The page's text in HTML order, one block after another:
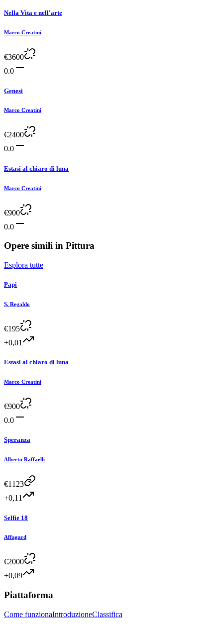
Nella Vita e nell'arte
Marco Creatini
€3600
0.0
Genesi
Marco Creatini
€2400
0.0
Estasi al chiaro di luna
Marco Creatini
€900
0.0
Opere simili in Pittura
Esplora tutte
Papi
S. Regaldo
€195
+0,01
Estasi al chiaro di luna
Marco Creatini
€900
0.0
Speranza
Alberto Raffaelli
€1123
+0,11
Selfie 18
Affagard
€2000
+0,09
Piattaforma
Come funzionaIntroduzioneClassifica